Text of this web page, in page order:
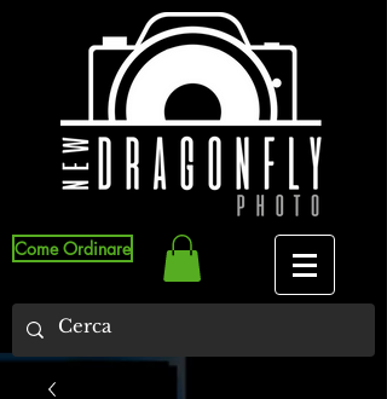
Come Ordinare